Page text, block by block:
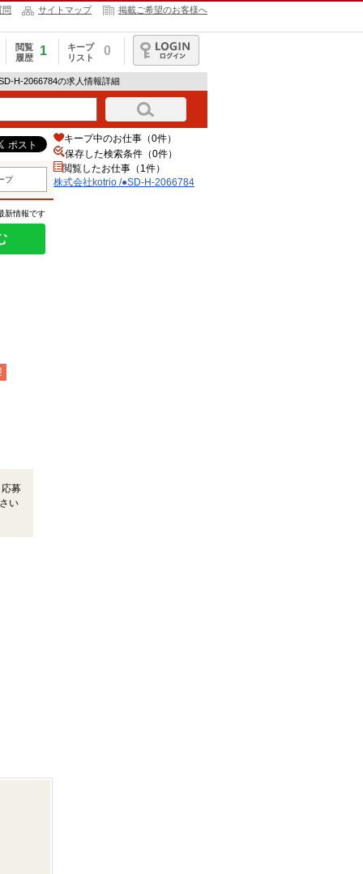
問 サイトマップ 掲載ご希望のお客様へ
閲覧
履歴
1
キープ
リスト
0
ログイン
H-2066784の求人情報詳細
プ
新情報です
募
い
キープ中のお仕事（0件）
保存した検索条件（0件）
閲覧したお仕事（1件）
株式会社kotrio /●SD-H-2066784